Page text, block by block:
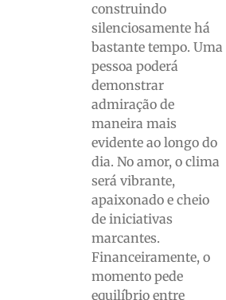
construindo
silenciosamente há
bastante tempo. Uma
pessoa poderá
demonstrar
admiração de
maneira mais
evidente ao longo do
dia. No amor, o clima
será vibrante,
apaixonado e cheio
de iniciativas
marcantes.
Financeiramente, o
momento pede
equilíbrio entre